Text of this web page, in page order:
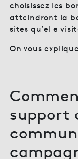
choisissez les
atteindront la
sites qu’elle
On vous
support